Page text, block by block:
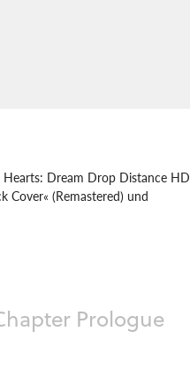
Hearts: Dream Drop Distance HD
Cover« (Remastered) und
Prologue